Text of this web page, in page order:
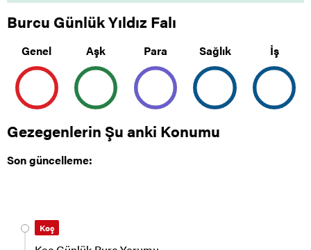
Burcu Günlük Yıldız Falı
Genel Aşk Para Sağlık İş
Gezegenlerin Şu anki Konumu
Son güncelleme:
Koç